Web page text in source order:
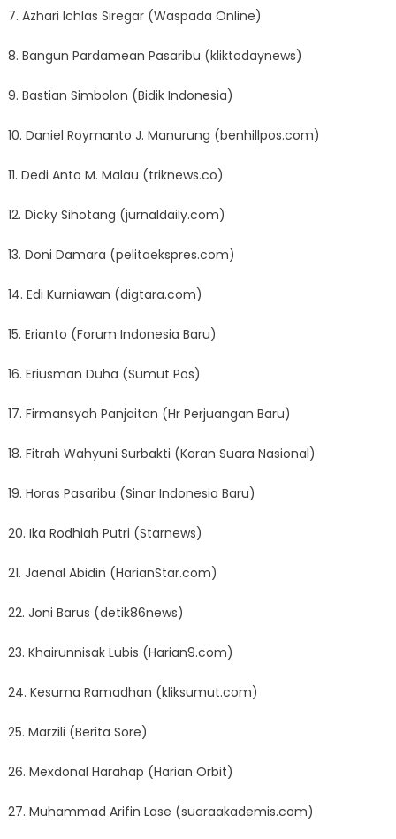
7. Azhari Ichlas Siregar (Waspada Online)
8. Bangun Pardamean Pasaribu (kliktodaynews)
9. Bastian Simbolon (Bidik Indonesia)
10. Daniel Roymanto J. Manurung (benhillpos.com)
11. Dedi Anto M. Malau (triknews.co)
12. Dicky Sihotang (jurnaldaily.com)
13. Doni Damara (pelitaekspres.com)
14. Edi Kurniawan (digtara.com)
15. Erianto (Forum Indonesia Baru)
16. Eriusman Duha (Sumut Pos)
17. Firmansyah Panjaitan (Hr Perjuangan Baru)
18. Fitrah Wahyuni Surbakti (Koran Suara Nasional)
19. Horas Pasaribu (Sinar Indonesia Baru)
20. Ika Rodhiah Putri (Starnews)
21. Jaenal Abidin (HarianStar.com)
22. Joni Barus (detik86news)
23. Khairunnisak Lubis (Harian9.com)
24. Kesuma Ramadhan (kliksumut.com)
25. Marzili (Berita Sore)
26. Mexdonal Harahap (Harian Orbit)
27. Muhammad Arifin Lase (suaraakademis.com)